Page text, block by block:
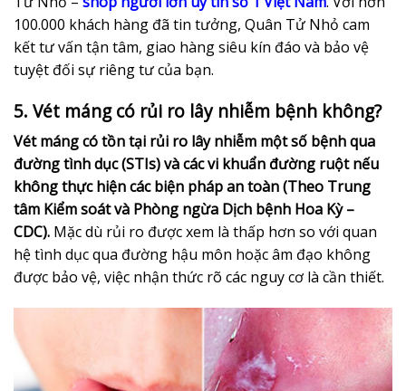
100.000 khách hàng đã tin tưởng, Quân Tử Nhỏ cam
kết tư vấn tận tâm, giao hàng siêu kín đáo và bảo vệ
tuyệt đối sự riêng tư của bạn.
5. Vét máng có rủi ro lây nhiễm bệnh không?
Vét máng có tồn tại rủi ro lây nhiễm một số bệnh qua
đường tình dục (STIs) và các vi khuẩn đường ruột nếu
không thực hiện các biện pháp an toàn (Theo Trung
tâm Kiểm soát và Phòng ngừa Dịch bệnh Hoa Kỳ –
CDC). Mặc dù rủi ro được xem là thấp hơn so với quan
hệ tình dục qua đường hậu môn hoặc âm đạo không
được bảo vệ, việc nhận thức rõ các nguy cơ là cần thiết.